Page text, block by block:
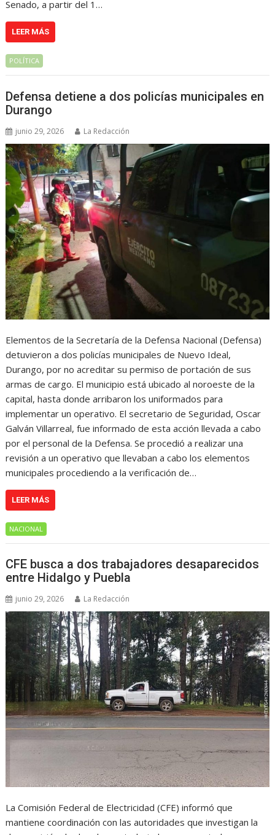
Senado, a partir del 1…
LEER MÁS
POLÍTICA
Defensa detiene a dos policías municipales en
Durango
junio 29, 2026 La Redacción
Elementos de la Secretaría de la Defensa Nacional (Defensa)
detuvieron a dos policías municipales de Nuevo Ideal,
Durango, por no acreditar su permiso de portación de sus
armas de cargo. El municipio está ubicado al noroeste de la
capital, hasta donde arribaron los uniformados para
implementar un operativo. El secretario de Seguridad, Oscar
Galván Villarreal, fue informado de esta acción llevada a cabo
por el personal de la Defensa. Se procedió a realizar una
revisión a un operativo que llevaban a cabo los elementos
municipales procediendo a la verificación de…
LEER MÁS
NACIONAL
CFE busca a dos trabajadores desaparecidos
entre Hidalgo y Puebla
junio 29, 2026 La Redacción
La Comisión Federal de Electricidad (CFE) informó que
mantiene coordinación con las autoridades que investigan la